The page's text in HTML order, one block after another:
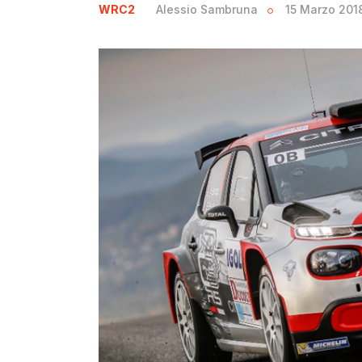
WRC2 Alessio Sambruna 15 Marzo